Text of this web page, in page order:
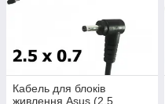
Кабель для блоків
живлення Asus (2.5